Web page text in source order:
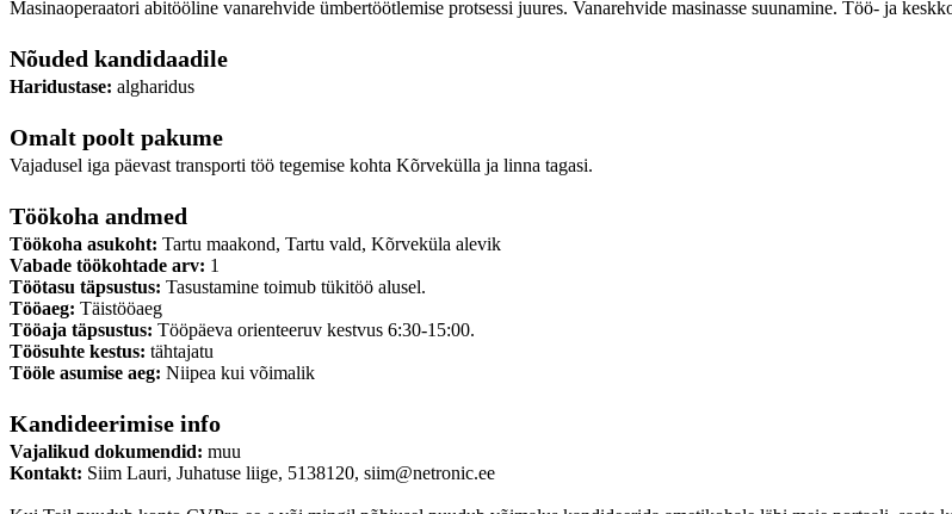
Masinaoperaatori abitööline vanarehvide ümbertöötlemise protsessi juures. Vanarehvide masinasse suunamine. Töö- ja
Nõuded kandidaadile
Haridustase: algharidus
Omalt poolt pakume
Vajadusel iga päevast transporti töö tegemise kohta Kõrvekülla ja linna tagasi.
Töökoha andmed
Töökoha asukoht: Tartu maakond, Tartu vald, Kõrveküla alevik
Vabade töökohtade arv: 1
Töötasu täpsustus: Tasustamine toimub tükitöö alusel.
Tööaeg: Täistööaeg
Tööaja täpsustus: Tööpäeva orienteeruv kestvus 6:30-15:00.
Töösuhte kestus: tähtajatu
Tööle asumise aeg: Niipea kui võimalik
Kandideerimise info
Vajalikud dokumendid: muu
Kontakt: Siim Lauri, Juhatuse liige, 5138120, siim@netronic.ee